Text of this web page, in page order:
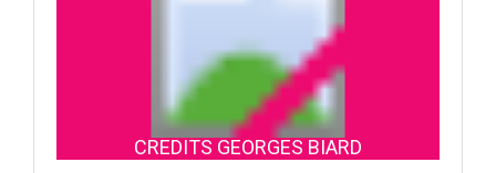
CREDITS GEORGES BIARD